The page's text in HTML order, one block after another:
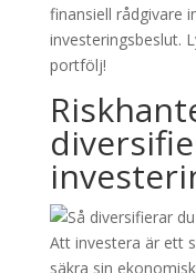
finansiell rådgivare
investeringsbeslut.
portfölj!
Att investera är ett
säkra sin